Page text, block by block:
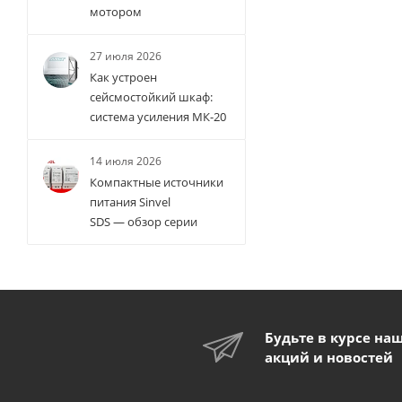
мотором
27 июля 2026
Как устроен
сейсмостойкий шкаф:
система усиления МК-20
14 июля 2026
Компактные источники
питания Sinvel
SDS — обзор серии
Будьте в курсе
акций и новостей